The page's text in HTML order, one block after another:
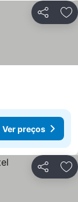
Partilhar
Ver preços
Partilhar